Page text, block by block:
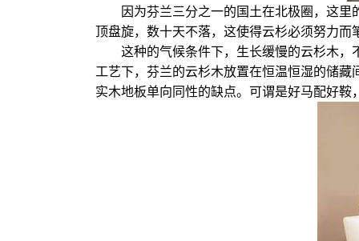
因为芬兰三分之一的国土在北极圈，这
顶盘旋，数十天不落，这使得云杉必须努力而
这种的气候条件下，生长缓慢的云杉木
工艺下，芬兰的云杉木放置在恒温恒湿的储
实木地板单向同性的缺点。可谓是好马配好鞍